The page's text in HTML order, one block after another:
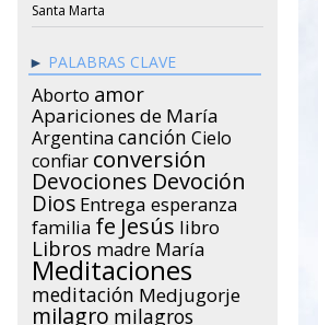
Santa Marta
PALABRAS CLAVE
Aborto amor
Apariciones de María
Argentina canción Cielo
confiar conversión
Devociones Devoción
Dios Entrega esperanza
familia fe Jesús libro
Libros madre María
Meditaciones
meditación Medjugorje
milagro milagros